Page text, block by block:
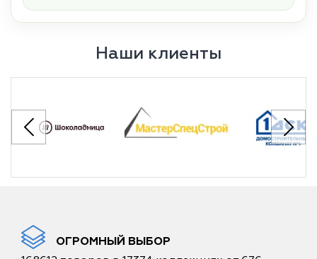
Наши клиенты
ОГРОМНЫЙ ВЫБОР